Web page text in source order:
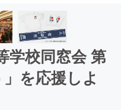
学校同窓会 第
を応援しよ